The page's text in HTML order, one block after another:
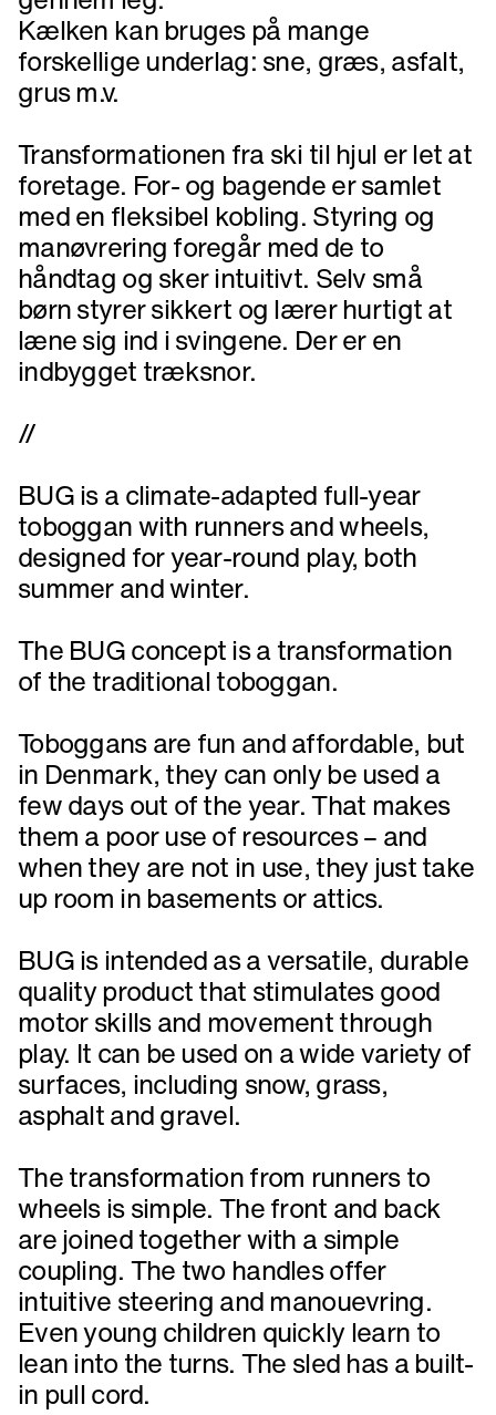
Kælken kan bruges på mange
forskellige underlag: sne, græs, asfalt,
grus m.v.
Transformationen fra ski til hjul er let at
foretage. For- og bagende er samlet
med en fleksibel kobling. Styring og
manøvrering foregår med de to
håndtag og sker intuitivt. Selv små
børn styrer sikkert og lærer hurtigt at
læne sig ind i svingene. Der er en
indbygget træksnor.
//
BUG is a climate-adapted full-year
toboggan with runners and wheels,
designed for year-round play, both
summer and winter.
The BUG concept is a transformation
of the traditional toboggan.
Toboggans are fun and affordable, but
in Denmark, they can only be used a
few days out of the year. That makes
them a poor use of resources – and
when they are not in use, they just take
up room in basements or attics.
BUG is intended as a versatile, durable
quality product that stimulates good
motor skills and movement through
play. It can be used on a wide variety of
surfaces, including snow, grass,
asphalt and gravel.
The transformation from runners to
wheels is simple. The front and back
are joined together with a simple
coupling. The two handles offer
intuitive steering and manouevring.
Even young children quickly learn to
lean into the turns. The sled has a built-
in pull cord.